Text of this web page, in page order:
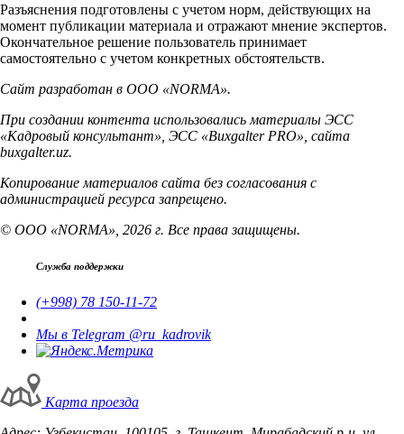
Разъяснения подготовлены с учетом норм, действующих на
момент публикации материала и отражают мнение экспертов.
Окончательное решение пользователь принимает
самостоятельно с учетом конкретных обстоятельств.
Сайт разработан в ООО «NORMA».
При создании контента использовались материалы ЭСС
«Кадровый консультант», ЭСС «Buxgalter PRO», сайта
buxgalter.uz.
Копирование материалов сайта без согласования с
администрацией ресурса запрещено.
© ООО «NORMA», 2026 г. Все права защищены.
Служба поддержки
(+998) 78 150-11-72
Мы в Telegram @ru_kadrovik
Карта проезда